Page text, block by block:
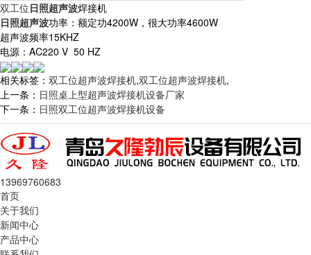
双工位日照超声波焊接机
日照超声波功率：额定功4200W，很大功率4600W
超声波频率15KHZ
电源：AC220 V 50 HZ
相关标签： 双工位超声波焊接机,双工位超声波焊接机,
上一条： 日照桌上型超声波焊接机设备厂家
下一条： 日照双工位超声波焊接机设备
13969760683
首页
关于我们
新闻中心
产品中心